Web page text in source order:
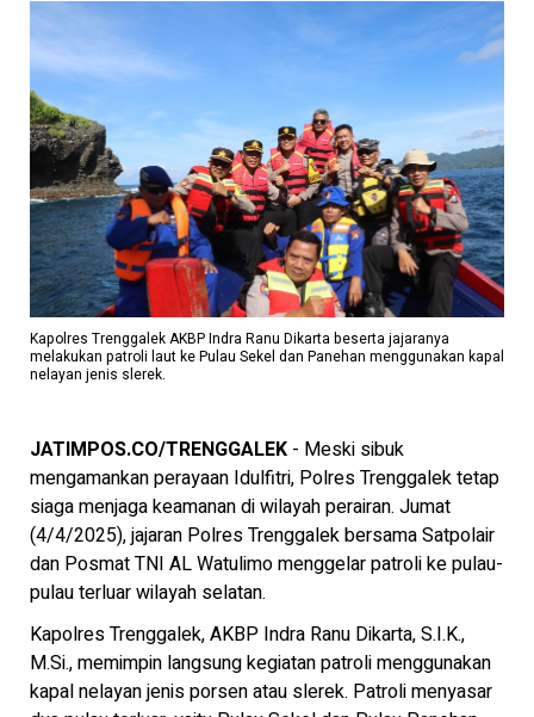
Kapolres Trenggalek AKBP Indra Ranu Dikarta beserta jajaranya
melakukan patroli laut ke Pulau Sekel dan Panehan menggunakan kapal
nelayan jenis slerek.
JATIMPOS.CO/TRENGGALEK - Meski sibuk
mengamankan perayaan Idulfitri, Polres Trenggalek tetap
siaga menjaga keamanan di wilayah perairan. Jumat
(4/4/2025), jajaran Polres Trenggalek bersama Satpolair
dan Posmat TNI AL Watulimo menggelar patroli ke pulau-
pulau terluar wilayah selatan.
Kapolres Trenggalek, AKBP Indra Ranu Dikarta, S.I.K.,
M.Si., memimpin langsung kegiatan patroli menggunakan
kapal nelayan jenis porsen atau slerek. Patroli menyasar